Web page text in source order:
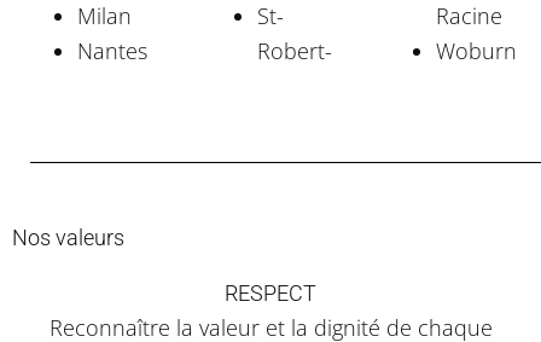
Milan
Nantes
St-
Robert-
Racine
Woburn
Nos valeurs
RESPECT
Reconnaître la valeur et la dignité de chaque